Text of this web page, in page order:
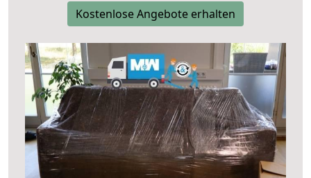
Kostenlose Angebote erhalten